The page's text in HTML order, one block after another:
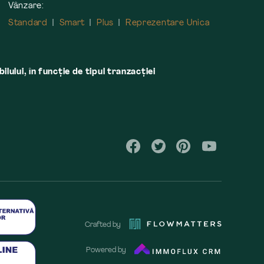
Vânzare:
Standard
Smart Plus Reprezentare Unica
în funcţie de tipul tranzacţiei
Crafted by
Powered by